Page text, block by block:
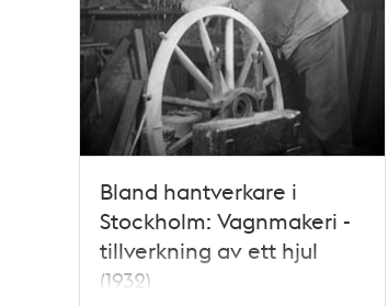
Bland hantverkare i
Stockholm: Vagnmakeri -
tillverkning av ett hjul
(1932)